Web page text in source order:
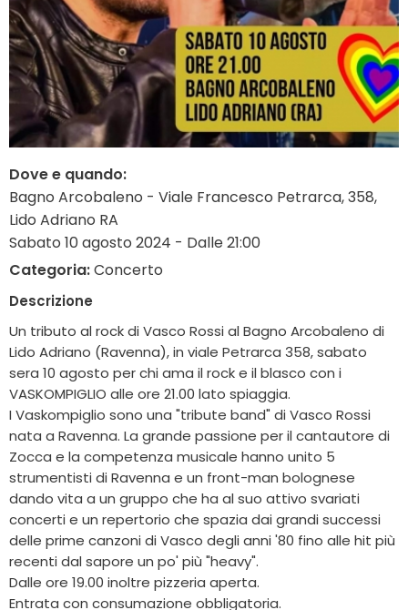
Dove e quando:
Bagno Arcobaleno - Viale Francesco Petrarca, 358,
Lido Adriano RA
Sabato 10 agosto 2024 - Dalle 21:00
Categoria:Concerto
Descrizione
Un tributo al rock di Vasco Rossi al Bagno Arcobaleno di
Lido Adriano (Ravenna), in viale Petrarca 358, sabato
sera 10 agosto per chi ama il rock e il blasco con i
VASKOMPIGLIO alle ore 21.00 lato spiaggia.
I Vaskompiglio sono una "tribute band" di Vasco Rossi
nata a Ravenna. La grande passione per il cantautore di
Zocca e la competenza musicale hanno unito 5
strumentisti di Ravenna e un front-man bolognese
dando vita a un gruppo che ha al suo attivo svariati
concerti e un repertorio che spazia dai grandi successi
delle prime canzoni di Vasco degli anni '80 fino alle hit più
recenti dal sapore un po' più "heavy".
Dalle ore 19.00 inoltre pizzeria aperta.
Entrata con consumazione obbligatoria.